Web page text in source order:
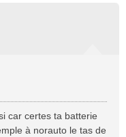
car certes ta batterie
à norauto le tas de